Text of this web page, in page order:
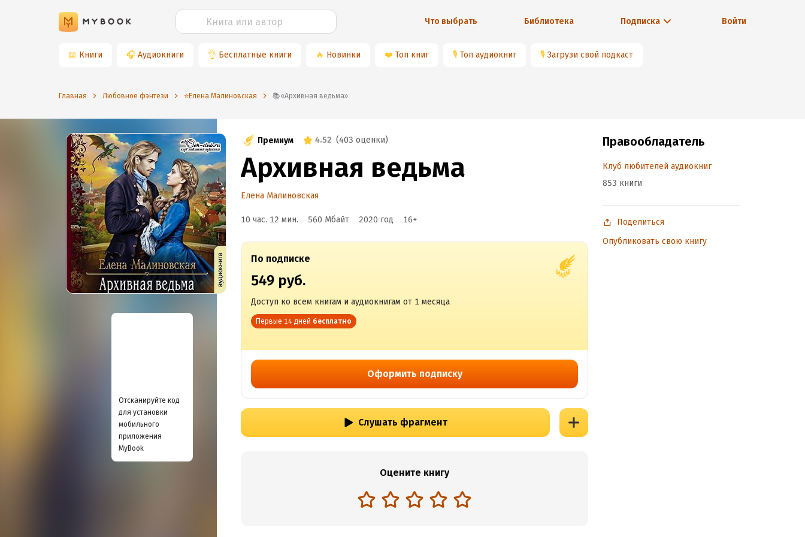
Что выбрать Библиотека Подписка Войти
📖 Книги 🎧 Аудиокниги 👌 Бесплатные книги 🔥 Новинки ❤️ Топ книг 🎙 Топ аудиокниг 🎙 Загрузи свой подкаст
Главная Любовное фэнтези ⭐️Елена Малиновская 📚«Архивная ведьма»
Отсканируйте код
для установки
мобильного
приложения
MyBook
Премиум 4.52 (403 оценки)
Архивная ведьма
Елена Малиновская
10 час. 12 мин. 560 Мбайт 2020 год 16+
По подписке
549 руб.
Доступ ко всем книгам и аудиокнигам от 1 месяца
Первые 14 дней бесплатно
Оформить подписку
Слушать фрагмент
Оцените книгу
Правообладатель
Клуб любителей аудиокниг
853 книги
Поделиться
Опубликовать свою книгу